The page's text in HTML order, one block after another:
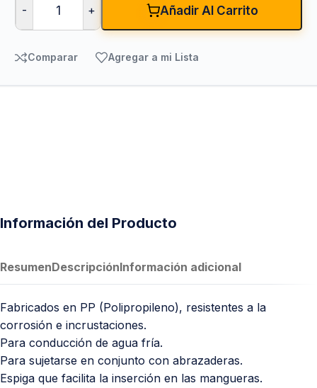
- + Añadir Al Carrito
Comparar Agregar a mi Lista
Información del Producto
ResumenDescripciónInformación adicional
Fabricados en PP (Polipropileno), resistentes a la
corrosión e incrustaciones.
Para conducción de agua fría.
Para sujetarse en conjunto con abrazaderas.
Espiga que facilita la inserción en las mangueras.